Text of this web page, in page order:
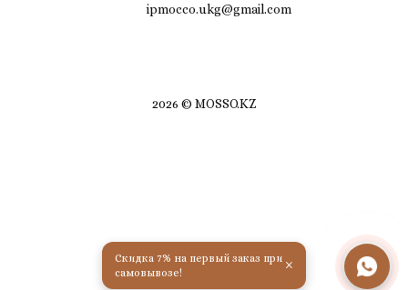
Скидка 7% на первый заказ при
самовывозе!
×
ipmocco.ukg@gmail.com
2026 © MOSSO.KZ